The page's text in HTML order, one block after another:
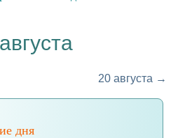
20 августа →
дня